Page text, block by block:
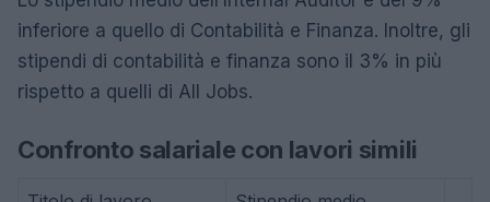
inferiore a quello di Contabilità e Finanza. Inoltre, gli
stipendi di contabilità e finanza sono il 3% in più
rispetto a quelli di All Jobs.
Confronto salariale con lavori simili